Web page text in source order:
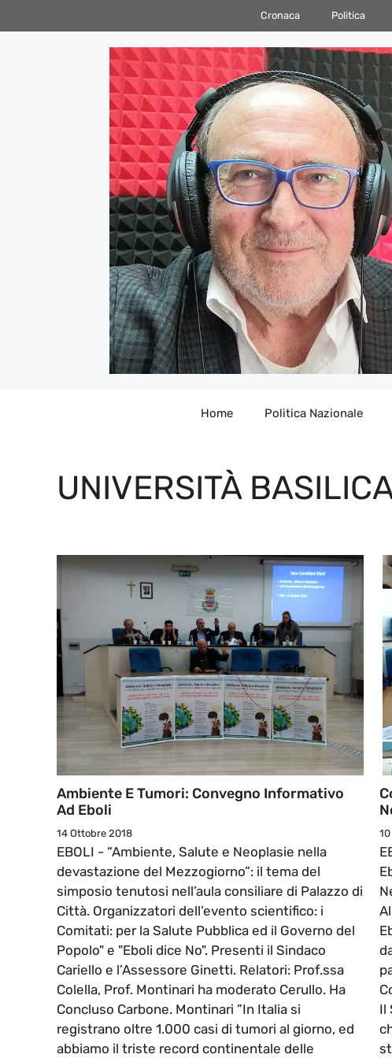
al
Cronaca Politica
Home Politica Nazionale
UNIVERSITÀ
Ambiente E Tumori: Convegno Informativo
Ad Eboli
14 Ottobre 2018
EBOLI - “Ambiente, Salute e Neoplasie nella
devastazione del Mezzogiorno”: il tema del
simposio tenutosi nell’aula consiliare di Palazzo di
Città. Organizzatori dell’evento scientifico: i
Comitati: per la Salute Pubblica ed il Governo del
Popolo" e "Eboli dice No". Presenti il Sindaco
Cariello e l’Assessore Ginetti. Relatori: Prof.ssa
Colella, Prof. Montinari ha moderato Cerullo. Ha
Concluso Carbone. Montinari ”In Italia si
registrano oltre 1.000 casi di tumori al giorno, ed
abbiamo il triste record continentale delle
Il